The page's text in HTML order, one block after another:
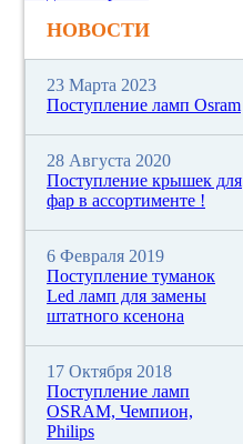
НОВОСТИ
23 Марта 2023
Поступление ламп Osram
28 Августа 2020
Поступление крышек для
фар в ассортименте !
6 Февраля 2019
Поступление туманок
Led ламп для замены
штатного ксенона
17 Октября 2018
Поступление ламп
OSRAM, Чемпион,
Philips